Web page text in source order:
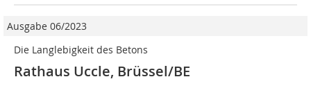
Ausgabe 06/2023
Die Langlebigkeit des Betons
Rathaus Uccle, Brüssel/BE